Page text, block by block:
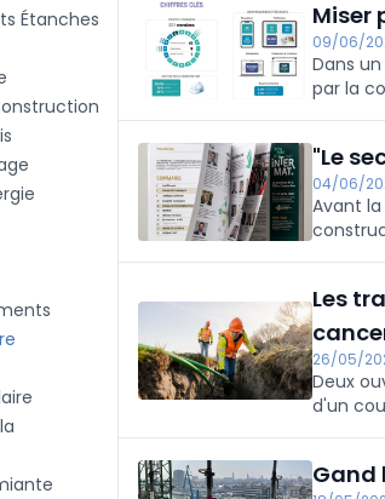
Étanches
dans
Miser
09/06/
Dans
par la
"Le
04/06/
Avant la
Les
26/05/
Deux
d'un
Gand